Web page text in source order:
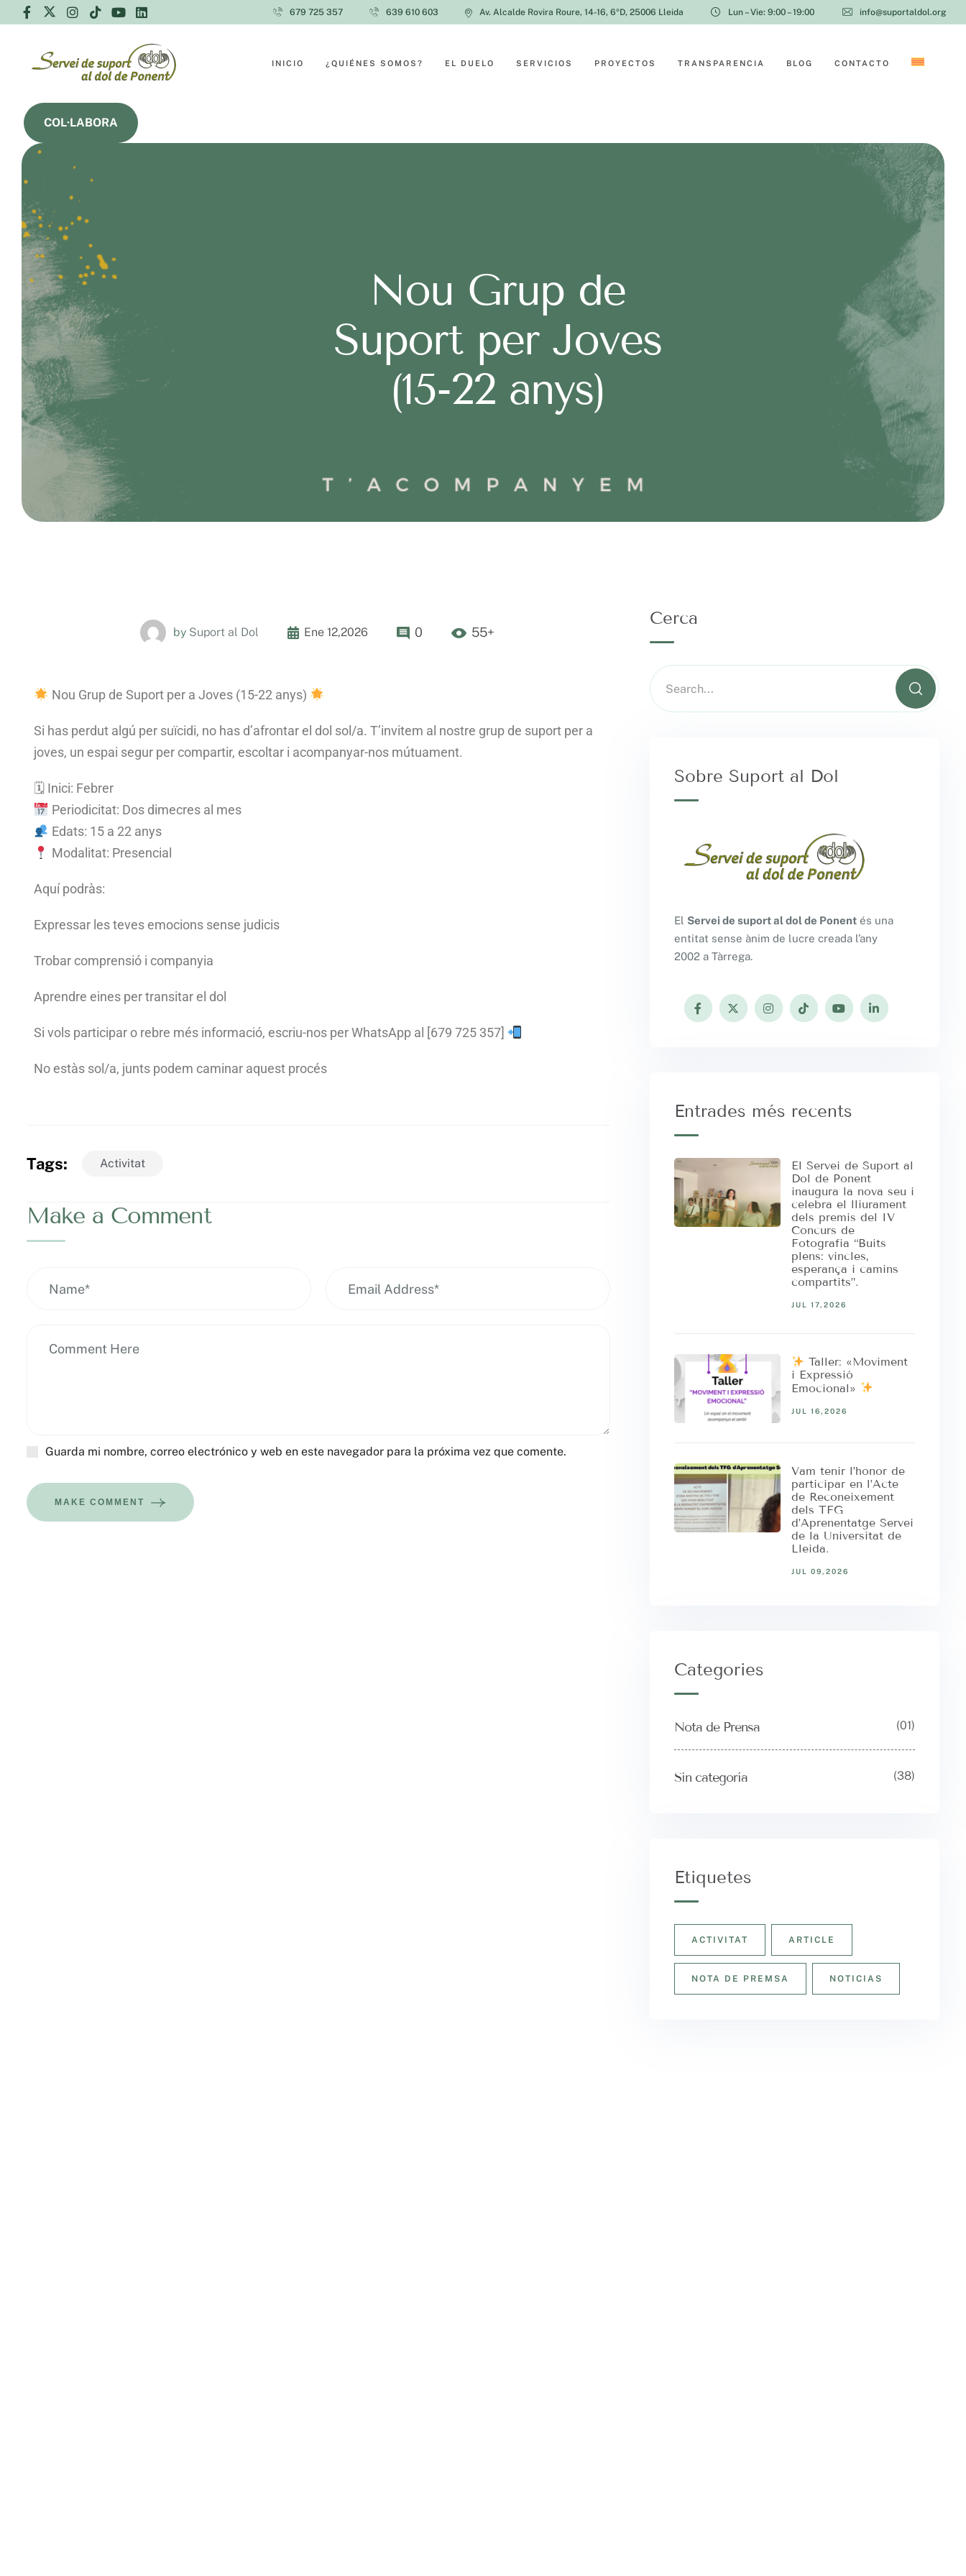
679 725 357 639 610 603 Av. Alcalde Rovira Roure, 14-16, 6ºD, 25006 Lleida Lun – Vie: 9:00 – 19:00 info@suportaldol.org
INICIO ¿QUIÉNES SOMOS? EL DUELO SERVICIOS PROYECTOS TRANSPARENCIA BLOG CONTACTO
COL·LABORA
Nou Grup de
Suport per Joves
(15-22 anys)
by Suport al Dol Ene 12,2026 0 55+
Nou Grup de Suport per a Joves (15-22 anys)
Si has perdut algú per suïcidi, no has d’afrontar el dol sol/a. T’invitem al nostre grup de suport per a
joves, un espai segur per compartir, escoltar i acompanyar-nos mútuament.
🗓 Inici: Febrer
Periodicitat: Dos dimecres al mes
Edats: 15 a 22 anys
Modalitat: Presencial
Aquí podràs:
Expressar les teves emocions sense judicis
Trobar comprensió i companyia
Aprendre eines per transitar el dol
Si vols participar o rebre més informació, escriu-nos per WhatsApp al [679 725 357]
No estàs sol/a, junts podem caminar aquest procés
Tags: Activitat
Make a Comment
Guarda mi nombre, correo electrónico y web en este navegador para la próxima vez que comente.
MAKE COMMENT
Cerca
Sobre Suport al Dol
El Servei de suport al dol de Ponentés una
entitat sense ànim de lucre creada l’any
2002 a Tàrrega.
Entrades més recents
El Servei de Suport al
Dol de Ponent
inaugura la nova seu i
celebra el lliurament
dels premis del IV
Concurs de
Fotografia “Buits
plens: vincles,
esperança i camins
compartits”.
JUL 17,2026
Taller: «Moviment
i Expressió
Emocional»
JUL 16,2026
Vam tenir l’honor de
participar en l’Acte
de Reconeixement
dels TFG
d’Aprenentatge Servei
de la Universitat de
Lleida.
JUL 09,2026
Categories
Nota de Prensa (01)
Sin categoría (38)
Etiquetes
ACTIVITAT ARTICLE
NOTA DE PREMSA NOTICIAS